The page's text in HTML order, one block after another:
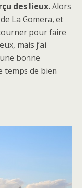
des lieux.Alors
La Gomera, et
pour faire
mais j’ai
bonne
temps de bien